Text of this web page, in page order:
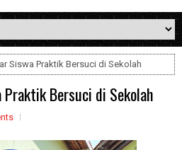
Siswa Praktik Bersuci di Sekolah
Bersuci di Sekolah